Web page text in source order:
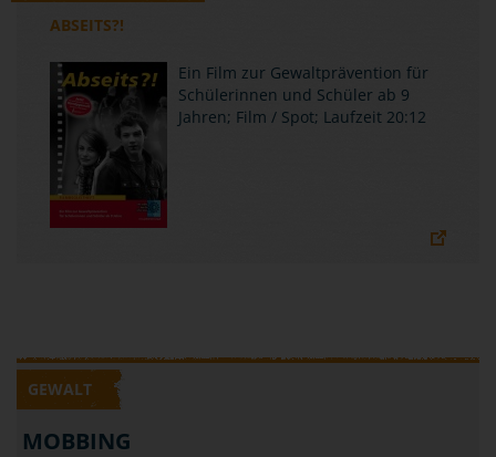
ABSEITS?!
Ein Film zur Gewaltprävention für
Schülerinnen und Schüler ab 9
Jahren; Film / Spot; Laufzeit 20:12
GEWALT
MOBBING